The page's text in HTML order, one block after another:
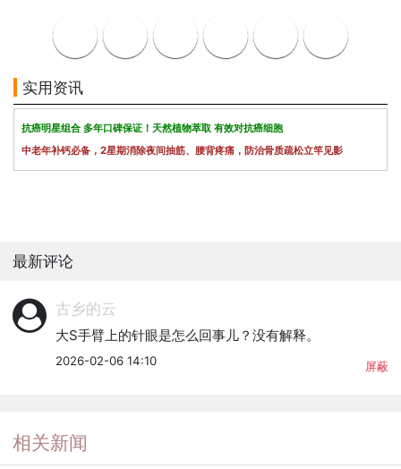
实用资讯
抗癌明星组合 多年口碑保证！天然植物萃取 有效对抗癌细胞
中老年补钙必备，2星期消除夜间抽筋、腰背疼痛，防治骨质疏松立竿见影
最新评论
古乡的云
大S手臂上的针眼是怎么回事儿？没有解释。
2026-02-06 14:10 屏蔽
相关新闻